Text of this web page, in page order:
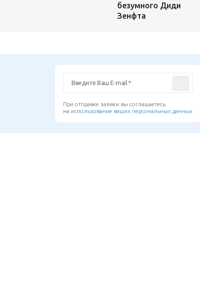
безумного Диди
Зенфта
При отправке заявки вы соглашаетесь
на использование ваших персональных данных